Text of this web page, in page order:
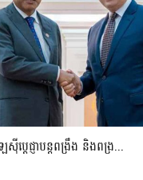
េស៊ីប្ដេជ្ញាបន្តពង្រឹង និងពង្រ...